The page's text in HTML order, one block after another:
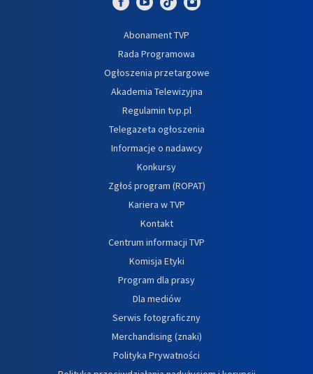
Abonament TVP
Rada Programowa
Ogłoszenia przetargowe
Akademia Telewizyjna
Regulamin tvp.pl
Telegazeta ogłoszenia
Informacje o nadawcy
Konkursy
Zgłoś program (ROPAT)
Kariera w TVP
Kontakt
Centrum informacji TVP
Komisja Etyki
Program dla prasy
Dla mediów
Serwis fotograficzny
Merchandising (znaki)
Polityka Prywatności